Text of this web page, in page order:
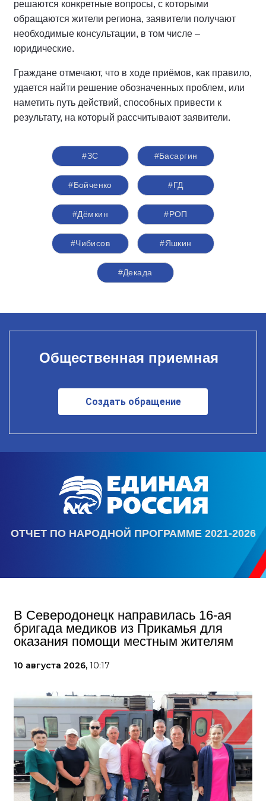
решаются конкретные вопросы, с которыми
обращаются жители региона, заявители получают
необходимые консультации, в том числе –
юридические.
Граждане отмечают, что в ходе приёмов, как правило,
удается найти решение обозначенных проблем, или
наметить путь действий, способных привести к
результату, на который рассчитывают заявители.
#ЗС #Басаргин
#Бойченко #ГД
#Дёмкин #РОП
#Чибисов #Яшкин
#Декада
Общественная приемная
Создать обращение
ОТЧЕТ ПО НАРОДНОЙ ПРОГРАММЕ 2021-2026
В Северодонецк направилась 16-ая
бригада медиков из Прикамья для
оказания помощи местным жителям
10 августа 2026, 10:17